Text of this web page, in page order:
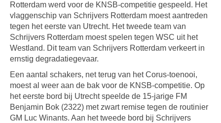
Rotterdam werd voor de KNSB-competitie gespeeld. Het
vlaggenschip van Schrijvers Rotterdam moest aantreden
tegen het eerste van Utrecht. Het tweede team van
Schrijvers Rotterdam moest spelen tegen WSC uit het
Westland. Dit team van Schrijvers Rotterdam verkeert in
ernstig degradatiegevaar.
Een aantal schakers, net terug van het Corus-toenooi,
moest al weer aan de bak voor de KNSB-competitie. Op
het eerste bord bij Utrecht speelde de 15-jarige FM
Benjamin Bok (2322) met zwart remise tegen de routinier
GM Luc Winants. Aan het tweede bord bij Schrijvers